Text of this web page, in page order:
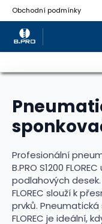
Obchodní podmínky
Profesionální
B.PRO S1200
podlahových desek.
FLOREC slouží k
prvků. Pneumatická
FLOREC je ideální,